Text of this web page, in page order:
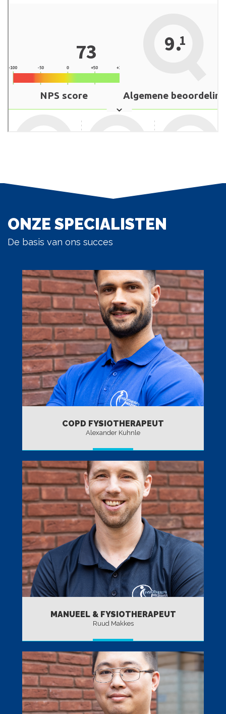
ONZE SPECIALISTEN
De basis van ons succes
COPD FYSIOTHERAPEUT
Alexander Kuhnle
MANUEEL & FYSIOTHERAPEUT
Ruud Makkes